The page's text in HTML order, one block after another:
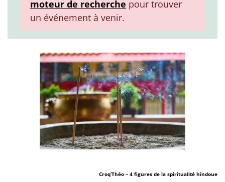
moteur de recherche pour trouver
un événement à venir.
Croq’Théo – 4 figures de la spiritualité hindoue